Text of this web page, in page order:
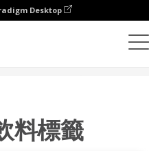
Desktop
料標籤